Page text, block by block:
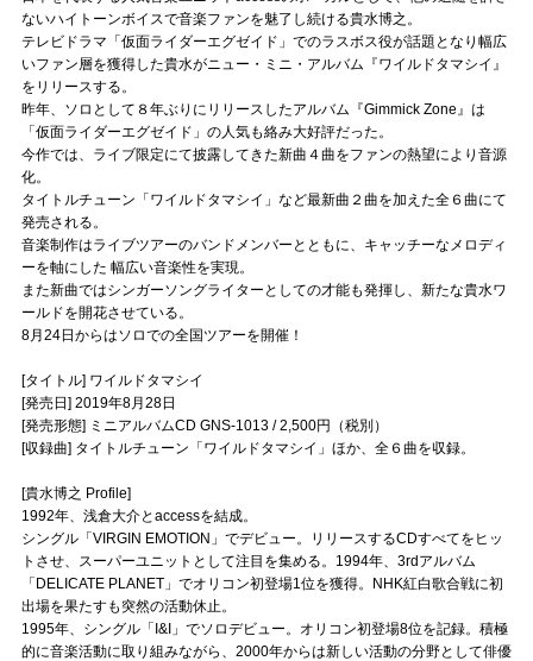
muevoコミュニティ
ぶいクラ！by muevo
ぶいコミュ！by muevo
ぶいマガ！ by muevo
Follow us
Official SNS
ないハイトーンボイスで音楽ファンを魅了し続ける貴水博之。
テレビドラマ「仮面ライダーエグゼイド」でのラスボス役が話題となり幅広
いファン層を獲得した貴水がニュー・ミニ・アルバム『ワイルドタマシイ』
をリリースする。
昨年、ソロとして８年ぶりにリリースしたアルバム『Gimmick Zone』は
「仮面ライダーエグゼイド」の人気も絡み大好評だった。
今作では、ライブ限定にて披露してきた新曲４曲をファンの熱望により音源
化。
タイトルチューン「ワイルドタマシイ」など最新曲２曲を加えた全６曲にて
発売される。
音楽制作はライブツアーのバンドメンバーとともに、キャッチーなメロディ
ーを軸にした 幅広い音楽性を実現。
また新曲ではシンガーソングライターとしての才能も発揮し、新たな貴水ワ
ールドを開花させている。
8月24日からはソロでの全国ツアーを開催！
[タイトル] ワイルドタマシイ
[発売日] 2019年8月28日
[発売形態] ミニアルバムCD GNS-1013 / 2,500円（税別）
[収録曲] タイトルチューン「ワイルドタマシイ」ほか、全６曲を収録。
[貴水博之 Profile]
1992年、浅倉大介とaccessを結成。
シングル「VIRGIN EMOTION」でデビュー。リリースするCDすべてをヒッ
トさせ、スーパーユニットとして注目を集める。1994年、3rdアルバム
「DELICATE PLANET」でオリコン初登場1位を獲得。NHK紅白歌合戦に初
出場を果たすも突然の活動休止。
1995年、シングル「I&I」でソロデビュー。オリコン初登場8位を記録。積極
的に音楽活動に取り組みながら、2000年からは新しい活動の分野として俳優